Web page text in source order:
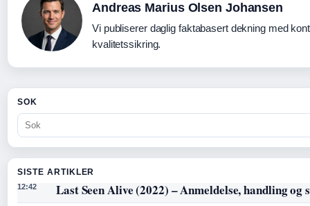
Andreas Marius Olsen Johansen
Vi publiserer daglig faktabasert dekning med
kvalitetssikring.
SOK
SISTE ARTIKLER
12:42 Last Seen Alive (2022) – Anmeldelse, handling